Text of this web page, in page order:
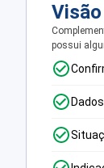
possui